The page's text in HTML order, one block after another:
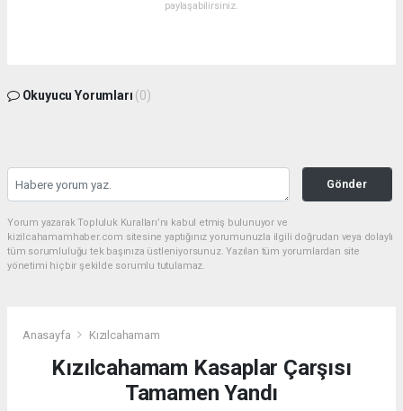
paylaşabilirsiniz.
Okuyucu Yorumları (0)
Gönder
Yorum yazarak Topluluk Kuralları’nı kabul etmiş bulunuyor ve
kizilcahamamhaber.com sitesine yaptığınız yorumunuzla ilgili doğrudan veya dolaylı
tüm sorumluluğu tek başınıza üstleniyorsunuz. Yazılan tüm yorumlardan site
yönetimi hiçbir şekilde sorumlu tutulamaz.
Anasayfa Kızılcahamam
Kızılcahamam Kasaplar Çarşısı
Tamamen Yandı